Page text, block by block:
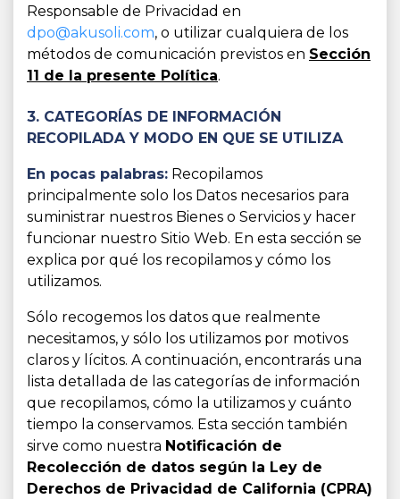
Responsable de Privacidad en
dpo@akusoli.com, o utilizar cualquiera de los
métodos de comunicación previstos en Sección
11 de la presente Política.
3. CATEGORÍAS DE INFORMACIÓN
RECOPILADA Y MODO EN QUE SE UTILIZA
En pocas palabras: Recopilamos
principalmente solo los Datos necesarios para
suministrar nuestros Bienes o Servicios y hacer
funcionar nuestro Sitio Web. En esta sección se
explica por qué los recopilamos y cómo los
utilizamos.
Sólo recogemos los datos que realmente
necesitamos, y sólo los utilizamos por motivos
claros y lícitos. A continuación, encontrarás una
lista detallada de las categorías de información
que recopilamos, cómo la utilizamos y cuánto
tiempo la conservamos. Esta sección también
sirve como nuestra Notificación de
Recolección de datos según la Ley de
Derechos de Privacidad de California (CPRA)